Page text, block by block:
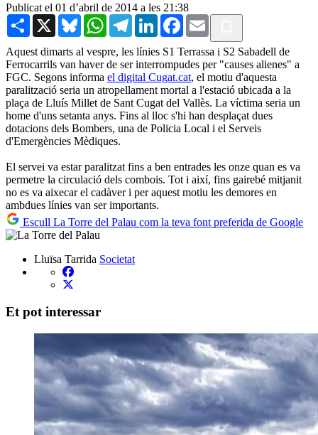
Publicat el 01 d’abril de 2014 a les 21:38
Share X BlueskyWhatsAppTelegramLinkedInFacebook
Email
Aquest dimarts al vespre, les línies S1 Terrassa i S2 Sabadell de
Ferrocarrils van haver de ser interrompudes per "causes alienes" a
FGC. Segons informa el digital Cugat.cat, el motiu d'aquesta
paralització seria un atropellament mortal a l'estació ubicada a la
plaça de Lluís Millet de Sant Cugat del Vallès. La víctima seria un
home d'uns setanta anys. Fins al lloc s'hi han desplaçat dues
dotacions dels Bombers, una de Policia Local i el Serveis
d'Emergències Mèdiques.
El servei va estar paralitzat fins a ben entrades les onze quan es va
permetre la circulació dels combois. Tot i així, fins gairebé mitjanit
no es va aixecar el cadàver i per aquest motiu les demores en
ambdues línies van ser importants.
Escull La Torre del Palau com la teva font preferida de Google
Lluïsa Tarrida Societat
Et pot interessar